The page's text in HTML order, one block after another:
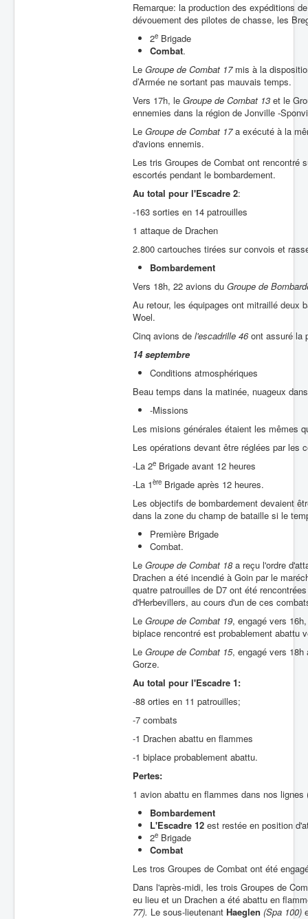
Remarque: la production des expéditions
dévouement des pilotes de chasse, les
2e Brigade
Combat.
Le Groupe de Combat 17mis à la
d’Armée ne sortant pas mauvais temps.
Vers 17h, le Groupe de Combat 13 et le
ennemies dans la région de Jonville -
Le Groupe de Combat 17a exécuté à la
d'avions ennemis.
Les tris Groupes de Combat ont rencontré
escortés pendant le bombardement.
Au total pour l'Escadre 2:
-163 sorties en 14 patrouilles
1 attaque de Drachen
2.800 cartouches tirées sur convois et
Bombardement
Vers 18h, 22 avions du Groupe de
Au retour, les équipages ont mitraillé deux
Woel.
Cinq avions de l'escadrille 46ont assuré la
14 septembre
Conditions atmosphériques
Beau temps dans la matinée, nuageux
-Missions
Les misions générales étaient les mêmes
Les opérations devant être réglées par les
-La 2e Brigade avant 12 heures
-La 1ère Brigade après 12 heures.
Les objectifs de bombardement devaient
dans la zone du champ de bataille si le
Première Brigade
Combat.
Le Groupe de Combat 18 a reçu l'ordre
Drachen a été incendié à Goin par le
quatre patrouilles de D7 ont été
d'Herbevillers, au cours d'un de ces
Le Groupe de Combat 19, engagé vers
biplace rencontré est probablement abattu
Le Groupe de Combat 15, engagé vers
Gorze.
Au total pour l'Escadre 1:
-88 orties en 11 patrouilles;
-7 combats
-1 Drachen abattu en flammes
-1 biplace probablement abattu.
Pertes:
1 avion abattu en flammes dans nos
Bombardement
L'Escadre 12 est restée en position
2e Brigade
Combat
Les tros Groupes de Combat ont été
Dans l'après-midi, les trois Groupes de
eu lieu et un Drachen a été abattu en
77). Le sous-lieutenant Haeglen (Spa 100)